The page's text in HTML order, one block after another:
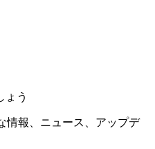
ょう
情報、ニュース、アップデ